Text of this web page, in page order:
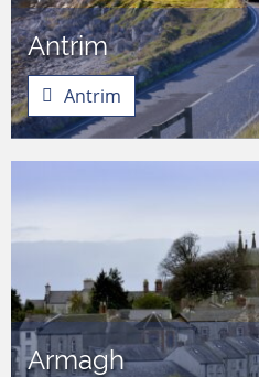
Antrim
Antrim
Armagh